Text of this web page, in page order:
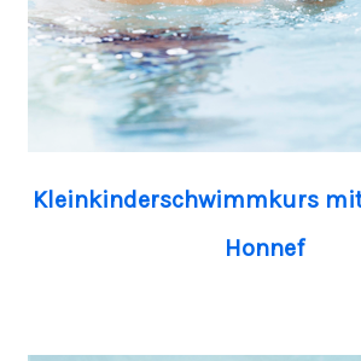
Kleinkinderschwimmkurs
Honnef